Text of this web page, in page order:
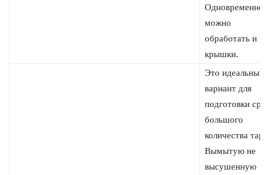
Одновременно
можно
обработать и
крышки.
Это идеальный
вариант для
подготовки
большого
количества
Вымытую не
высушенную